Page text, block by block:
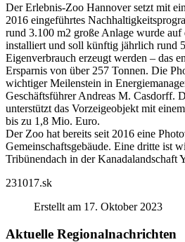
Der Erlebnis-Zoo Hannover setzt mit
2016 eingeführtes
rund 3.100 m2 große Anlage wurde auf
installiert und soll künftig jährlich rund
Eigenverbrauch erzeugt werden – das
Ersparnis von über 257 Tonnen. Die
wichtiger Meilenstein in
Geschäftsführer Andreas M. Casdorff.
unterstützt das Vorzeigeobjekt mit
bis zu 1,8 Mio. Euro.
Der Zoo hat bereits seit 2016 eine
Gemeinschaftsgebäude. Eine dritte ist
Tribünendach in der Kanadalandschaft
231017.sk
Erstellt am 17. Oktober 2023
Aktuelle Regionalnachrichten